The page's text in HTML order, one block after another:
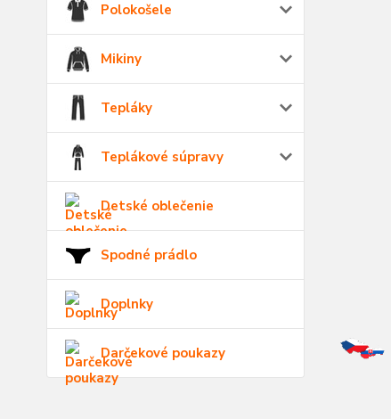
Polokošele
Mikiny
Tepláky
Teplákové súpravy
Detské oblečenie
Spodné prádlo
Doplnky
Darčekové poukazy